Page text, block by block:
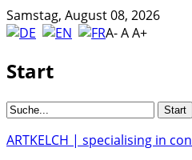
Samstag, August 08, 2026
A-AA+
Start
ARTKELCH | specialising in